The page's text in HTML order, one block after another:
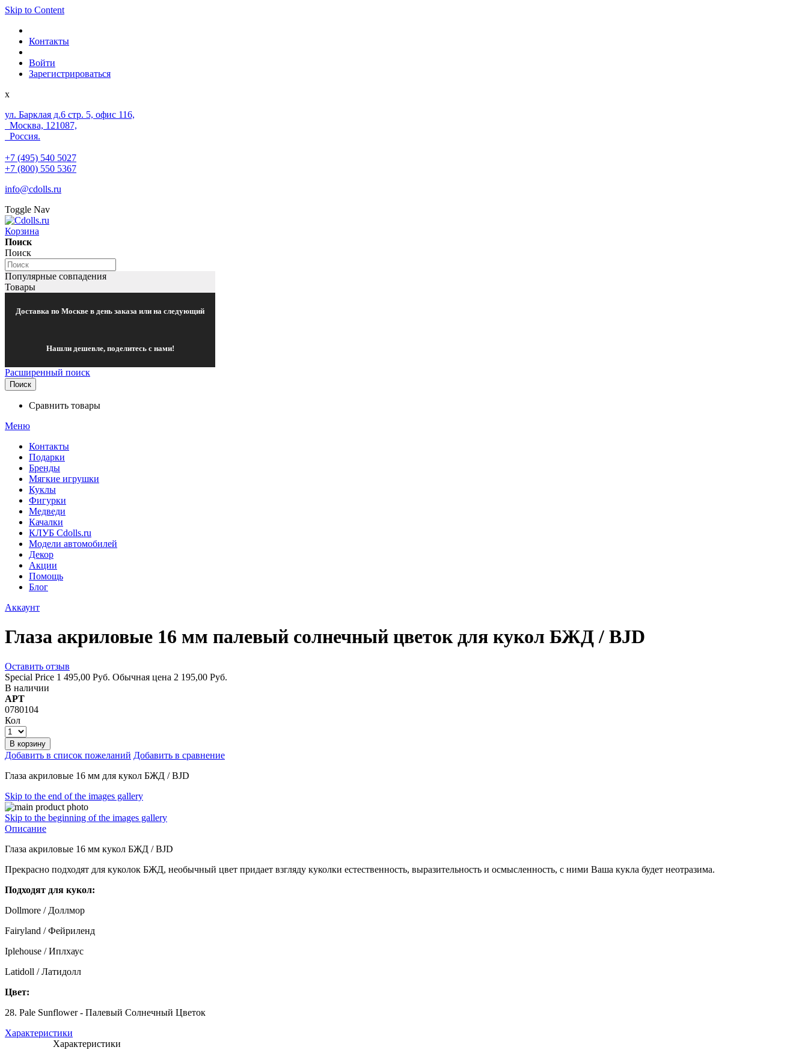
Skip to Content
Контакты
Войти
Зарегистрироваться
x
ул. Барклая д.6 стр. 5, офис 116,
Москва, 121087,
Россия.
+7 (495) 540 5027
+7 (800) 550 5367
info@cdolls.ru
Toggle Nav
Корзина
Поиск
Поиск
Популярные совпадения
Товары
Доставка по Москве в день заказа или на следующий
Нашли дешевле, поделитесь с нами!
Расширенный поиск
Поиск
Сравнить товары
Меню
Контакты
Подарки
Бренды
Мягкие игрушки
Куклы
Фигурки
Медведи
Качалки
КЛУБ Cdolls.ru
Модели автомобилей
Декор
Акции
Помощь
Блог
Аккаунт
Глаза акриловые 16 мм палевый солнечный цветок для кукол БЖД / BJD
Оставить отзыв
Special Price 1 495,00 Руб. Обычная цена 2 195,00 Руб.
В наличии
АРТ
0780104
Кол
В корзину
Добавить в список пожеланий Добавить в сравнение
Глаза акриловые 16 мм для кукол БЖД / BJD
Skip to the end of the images gallery
Skip to the beginning of the images gallery
Описание
Глаза акриловые 16 мм кукол БЖД / BJD
Прекрасно подходят для куколок БЖД, необычный цвет придает взгляду куколки естественность, выразительность и осмысленность, с ними Ваша кукла будет неотразима.
Подходят для кукол:
Dollmore / Доллмор
Fairyland / Фейриленд
Iplehouse / Иплхаус
Latidoll / Латидолл
Цвет:
28. Pale Sunflower - Палевый Солнечный Цветок
Характеристики
Характеристики